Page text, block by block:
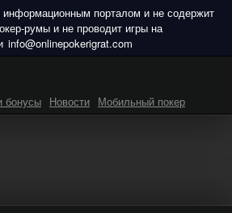
info@onlinepokerigrat.com
бонусы Новости Мобильный покер